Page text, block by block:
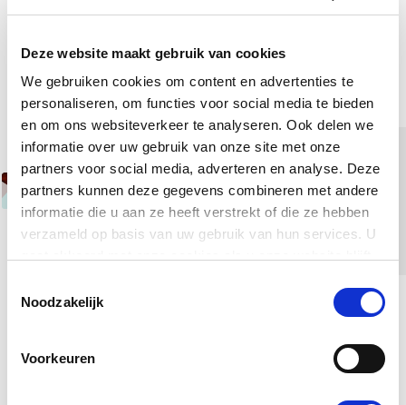
Deze website maakt gebruik van cookies
We gebruiken cookies om content en advertenties te
personaliseren, om functies voor social media te bieden
en om ons websiteverkeer te analyseren. Ook delen we
informatie over uw gebruik van onze site met onze
partners voor social media, adverteren en analyse. Deze
partners kunnen deze gegevens combineren met andere
informatie die u aan ze heeft verstrekt of die ze hebben
verzameld op basis van uw gebruik van hun services. U
Noodzakelijk
Voorkeuren
Video transcript
Deze video is onderdeel van de kennisgidsHoe
reflecteer ik op een structurele manier met mijn